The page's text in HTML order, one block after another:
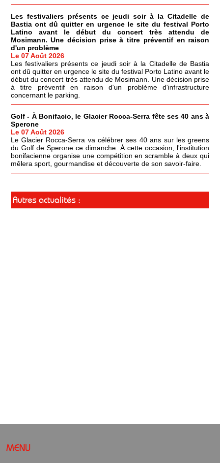
Les festivaliers présents ce jeudi soir à la Citadelle de
Bastia ont dû quitter en urgence le site du festival Porto
Latino avant le début du concert très attendu de
Mosimann. Une décision prise à titre préventif en raison
d'un problème
Le 07 Août 2026
Les festivaliers présents ce jeudi soir à la Citadelle de Bastia
ont dû quitter en urgence le site du festival Porto Latino avant le
début du concert très attendu de Mosimann. Une décision prise
à titre préventif en raison d'un problème d'infrastructure
concernant le parking.
Golf - À Bonifacio, le Glacier Rocca-Serra fête ses 40 ans à
Sperone
Le 07 Août 2026
Le Glacier Rocca-Serra va célébrer ses 40 ans sur les greens
du Golf de Sperone ce dimanche. À cette occasion, l'institution
bonifacienne organise une compétition en scramble à deux qui
mêlera sport, gourmandise et découverte de son savoir-faire.
Autres actualités :
MENU